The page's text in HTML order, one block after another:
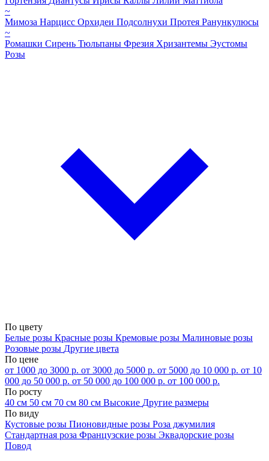
~
Мимоза Нарцисс Орхидеи Подсолнухи Протея Ранункулюсы
~
Ромашки Сирень Тюльпаны Фрезия Хризантемы Эустомы
Розы
По цвету
Белые розы Красные розы Кремовые розы Малиновые розы
Розовые розы Другие цвета
По цене
от 1000 до 3000 р. от 3000 до 5000 р. от 5000 до 10 000 р. от 10
000 до 50 000 р. от 50 000 до 100 000 р. от 100 000 р.
По росту
40 см 50 см 70 см 80 см Высокие Другие размеры
По виду
Кустовые розы Пионовидные розы Роза джумилия
Стандартная роза Французские розы Эквадорские розы
Повод